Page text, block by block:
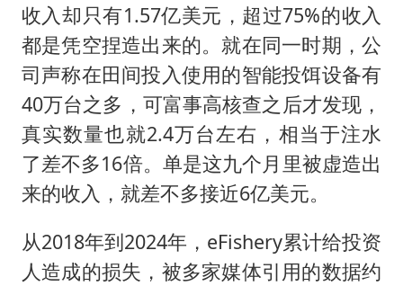
收入却只有1.57亿美元，超过75%的收入
都是凭空捏造出来的。就在同一时期，公
司声称在田间投入使用的智能投饵设备有
40万台之多，可富事高核查之后才发现，
真实数量也就2.4万台左右，相当于注水
了差不多16倍。单是这九个月里被虚造出
来的收入，就差不多接近6亿美元。
从2018年到2024年，eFishery累计给投资
人造成的损失，被多家媒体引用的数据约